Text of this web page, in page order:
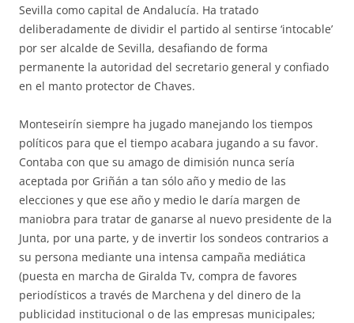
Sevilla como capital de Andalucía. Ha tratado
deliberadamente de dividir el partido al sentirse ‘intocable’
por ser alcalde de Sevilla, desafiando de forma
permanente la autoridad del secretario general y confiado
en el manto protector de Chaves.
Monteseirín siempre ha jugado manejando los tiempos
políticos para que el tiempo acabara jugando a su favor.
Contaba con que su amago de dimisión nunca sería
aceptada por Griñán a tan sólo año y medio de las
elecciones y que ese año y medio le daría margen de
maniobra para tratar de ganarse al nuevo presidente de la
Junta, por una parte, y de invertir los sondeos contrarios a
su persona mediante una intensa campaña mediática
(puesta en marcha de Giralda Tv, compra de favores
periodísticos a través de Marchena y del dinero de la
publicidad institucional o de las empresas municipales;